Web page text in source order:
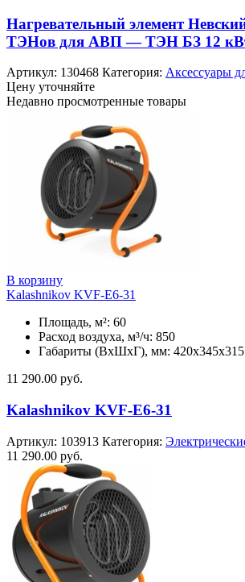
Нагревательный элемент
ТЭНов для АВП — ТЭН БЗ 12
Артикул: 130468 Категория: Аксессуары
Цену уточняйте
Недавно просмотренные товары
В корзину
Kalashnikov KVF-E6-31
Площадь, м²: 60
Расход воздуха, м³/ч: 850
Габариты (ВхШхГ), мм: 420x345x315
11 290.00 руб.
Kalashnikov KVF-E6-31
Артикул: 103913 Категория:
11 290.00 руб.